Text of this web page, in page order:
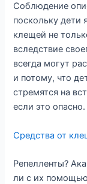
Соблюдение
поскольку дети
клещей не
вследствие
всегда могут
и потому, что
стремятся на
если это опасно.
Средства от
Репелленты?
ли с их помощью